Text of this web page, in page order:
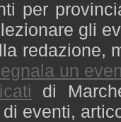
per
gli
redazione,
un
di
eventi,